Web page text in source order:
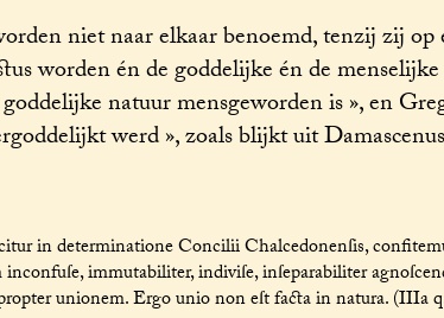
niet naar elkaar benoemd, tenzij zij
worden én de goddelijke én de
natuur mensgeworden is », en
werd », zoals blijkt uit
in determinatione Concilii Chalcedonenſis,
immutabiliter, indiviſe, inſeparabiliter
unionem. Ergo unio non eſt facta in natura. (IIIa